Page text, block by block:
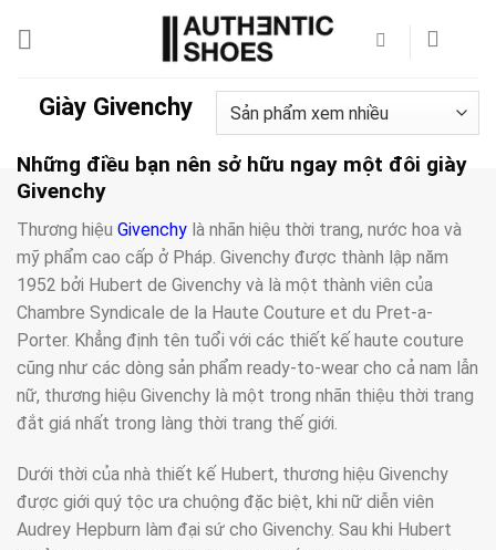
Giày Givenchy
Những điều bạn nên sở hữu ngay một đôi giày
Givenchy
Thương hiệu Givenchy là nhãn hiệu thời trang, nước hoa và
mỹ phẩm cao cấp ở Pháp. Givenchy được thành lập năm
1952 bởi Hubert de Givenchy và là một thành viên của
Chambre Syndicale de la Haute Couture et du Pret-a-
Porter. Khẳng định tên tuổi với các thiết kế haute couture
cũng như các dòng sản phẩm ready-to-wear cho cả nam lẫn
nữ, thương hiệu Givenchy là một trong nhãn thiệu thời trang
đắt giá nhất trong làng thời trang thế giới.
Dưới thời của nhà thiết kế Hubert, thương hiệu Givenchy
được giới quý tộc ưa chuộng đặc biệt, khi nữ diễn viên
Audrey Hepburn làm đại sứ cho Givenchy. Sau khi Hubert